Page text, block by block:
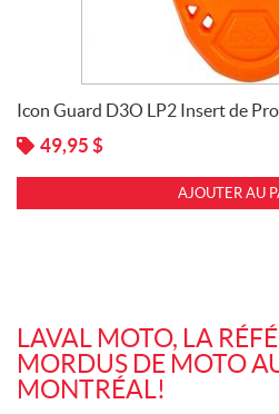
Icon Guard D3O LP2 Insert de
49,95 $
AJOUTER AU
LAVAL MOTO, LA
MORDUS DE MOTO
MONTRÉAL!